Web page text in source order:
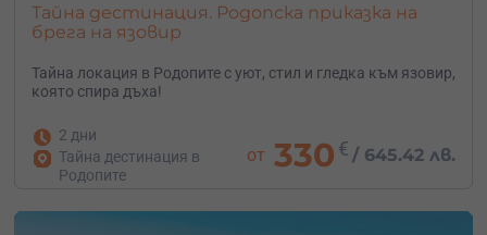
Тайна дестинация. Родопска приказка на
брега на язовир
Тайна локация в Родопите с уют, стил и гледка към язовир,
която спира дъха!
2 дни
Тайна дестинация в
Родопите
от 330 € /645.42 лв.